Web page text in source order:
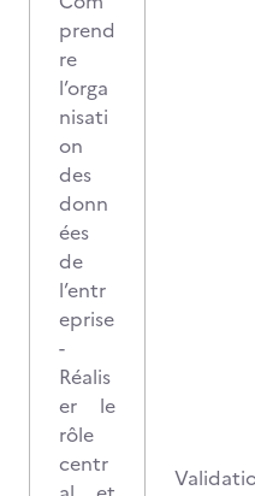
prend
re
l’orga
nisati
on
des
donn
ées
de
l’entr
eprise
-
Réalis
er le
rôle
centr